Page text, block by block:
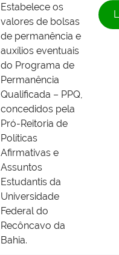
Estabelece os
valores de bolsas
de permanência e
auxílios eventuais
do Programa de
Permanência
Qualificada – PPQ,
concedidos pela
Pró-Reitoria de
Políticas
Afirmativas e
Assuntos
Estudantis da
Universidade
Federal do
Recôncavo da
Bahia.